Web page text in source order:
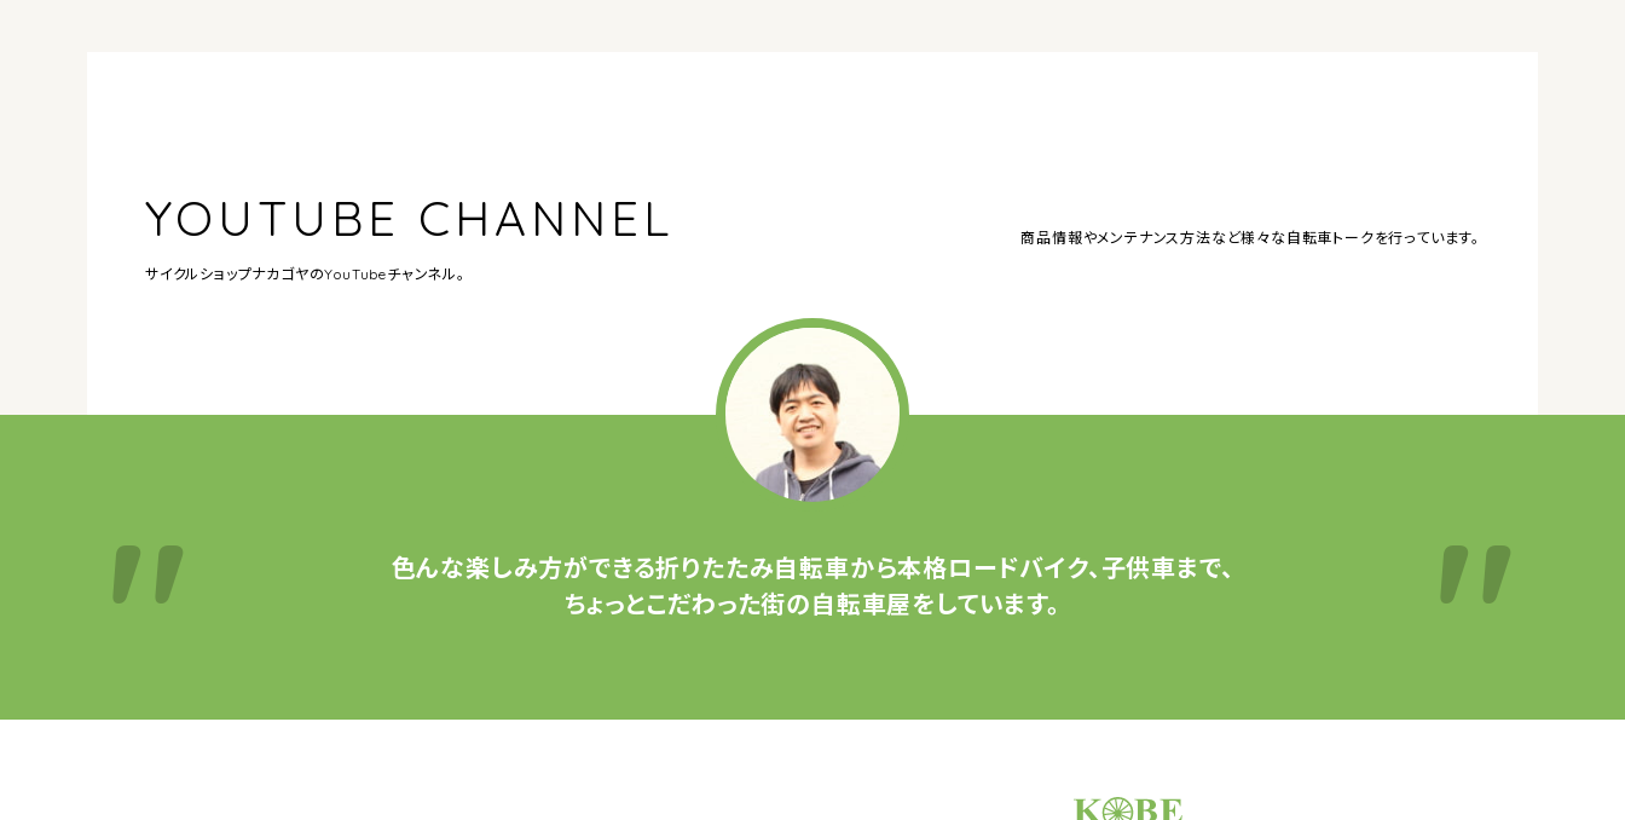
YOUTUBE CHANNEL
サイクルショップナカゴヤのYouTubeチャンネル。
商品情報やメンテナンス方法など様々な自転車トークを行っています。
色んな楽しみ方ができる折りたたみ自転車から本格ロードバイク、子供車まで、
ちょっとこだわった街の自転車屋をしています。
サイクルショップナカゴヤ